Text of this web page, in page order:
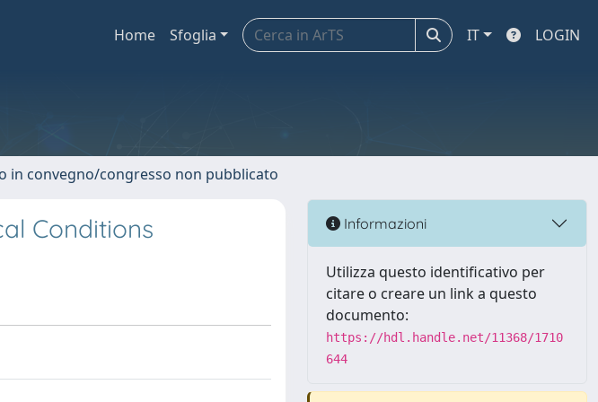
Home Sfoglia IT LOGIN
in convegno/congresso non pubblicato
Conditions Informazioni
Utilizza questo identificativo per
citare o creare un link a questo
documento:
https://hdl.handle.net/11368/1710
644